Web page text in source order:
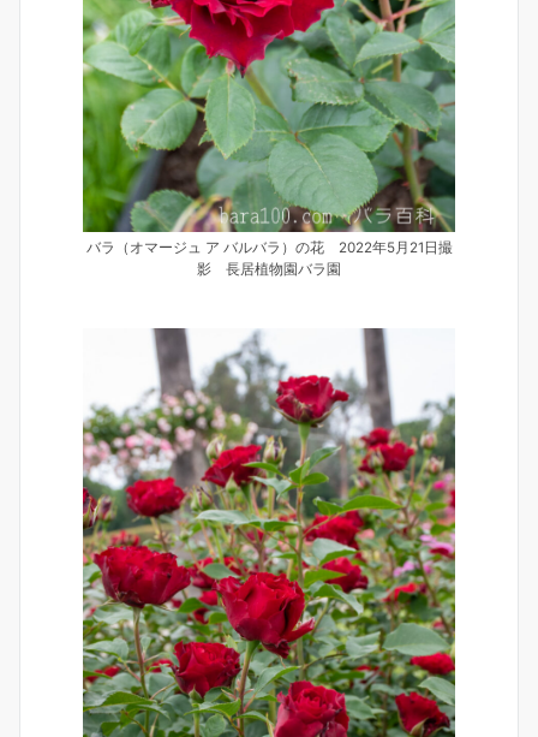
バラ（オマージュ ア バルバラ）の花 2022年5月21日撮
影 長居植物園バラ園